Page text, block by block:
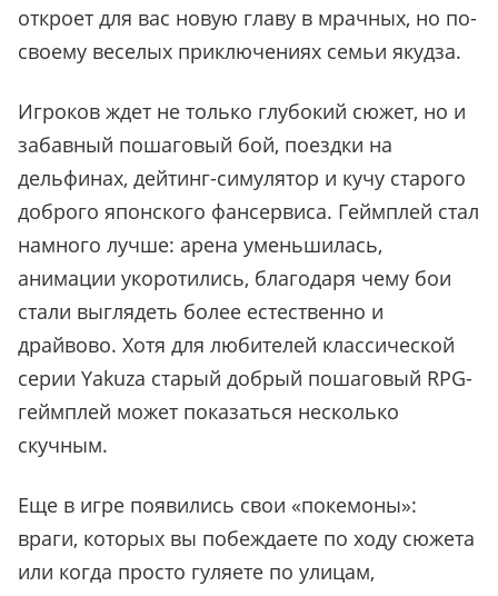
откроет для вас новую главу в мрачных, но по-
своему веселых приключениях семьи якудза.
Игроков ждет не только глубокий сюжет, но и
забавный пошаговый бой, поездки на
дельфинах, дейтинг-симулятор и кучу старого
доброго японского фансервиса. Геймплей стал
намного лучше: арена уменьшилась,
анимации укоротились, благодаря чему бои
стали выглядеть более естественно и
драйвово. Хотя для любителей классической
серии Yakuza старый добрый пошаговый RPG-
геймплей может показаться несколько
скучным.
Еще в игре появились свои «покемоны»:
враги, которых вы побеждаете по ходу сюжета
или когда просто гуляете по улицам,